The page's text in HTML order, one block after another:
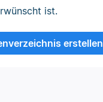
ist.
erstellen